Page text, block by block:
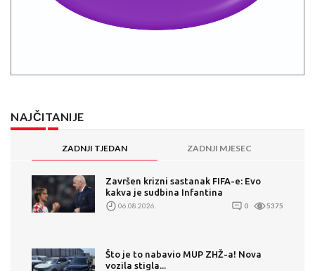
NAJČITANIJE
ZADNJI TJEDAN ZADNJI MJESEC
Završen krizni sastanak FIFA-e: Evo
kakva je sudbina Infantina
06.08.2026. 0 5375
Što je to nabavio MUP ZHŽ-a! Nova
vozila stigla...